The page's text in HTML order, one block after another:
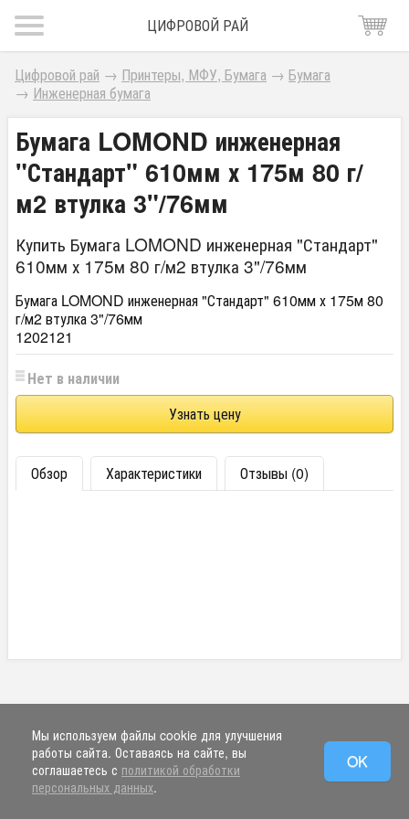
ЦИФРОВОЙ РАЙ
Цифровой рай → Принтеры, МФУ, Бумага → Бумага
→ Инженерная бумага
Бумага LOMOND инженерная
"Стандарт" 610мм х 175м 80 г/
м2 втулка 3"/76мм
Купить Бумага LOMOND инженерная "Стандарт"
610мм х 175м 80 г/м2 втулка 3"/76мм
Бумага LOMOND инженерная "Стандарт" 610мм х 175м 80
г/м2 втулка 3"/76мм
1202121
Нет в наличии
Узнать цену
Обзор Характеристики Отзывы (0)
Мы используем файлы cookie для улучшения
работы сайта. Оставаясь на сайте, вы
соглашаетесь с политикой обработки
персональных данных.
OK